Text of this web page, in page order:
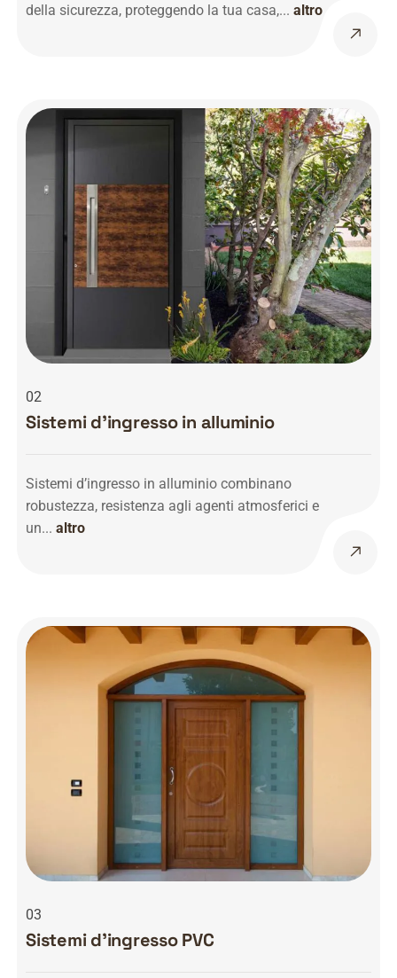
della sicurezza, proteggendo la tua casa,...altro
02
Sistemi d’ingresso in alluminio
Sistemi d’ingresso in alluminio combinano
robustezza, resistenza agli agenti atmosferici e
un...altro
03
Sistemi d’ingresso PVC